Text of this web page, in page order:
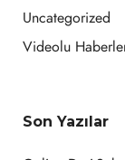
Uncategorized
Videolu
Son Yazılar